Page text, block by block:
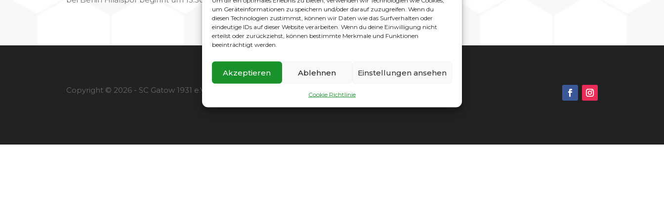
um Geräteinformationen zu speichern und/oder darauf zuzugreifen. Wenn du
diesen Technologien zustimmst, können wir Daten wie das Surfverhalten oder
eindeutige IDs auf dieser Website verarbeiten. Wenn du deine Einwilligung nicht
erteilst oder zurückziehst, können bestimmte Merkmale und Funktionen
beeinträchtigt werden.
Akzeptieren Ablehnen Einstellungen ansehen
Cookie Richtlinie
Copyright © 2026 - SC Gatow 1931 e.V. |